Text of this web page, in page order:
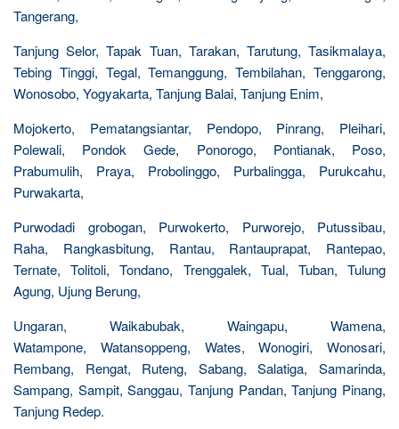
Tangerang,
Tanjung Selor, Tapak Tuan, Tarakan, Tarutung, Tasikmalaya,
Tebing Tinggi, Tegal, Temanggung, Tembilahan, Tenggarong,
Wonosobo, Yogyakarta, Tanjung Balai, Tanjung Enim,
Mojokerto, Pematangsiantar, Pendopo, Pinrang, Pleihari,
Polewali, Pondok Gede, Ponorogo, Pontianak, Poso,
Prabumulih, Praya, Probolinggo, Purbalingga, Purukcahu,
Purwakarta,
Purwodadi grobogan, Purwokerto, Purworejo, Putussibau,
Raha, Rangkasbitung, Rantau, Rantauprapat, Rantepao,
Ternate, Tolitoli, Tondano, Trenggalek, Tual, Tuban, Tulung
Agung, Ujung Berung,
Ungaran, Waikabubak, Waingapu, Wamena,
Watampone, Watansoppeng, Wates, Wonogiri, Wonosari,
Rembang, Rengat, Ruteng, Sabang, Salatiga, Samarinda,
Sampang, Sampit, Sanggau, Tanjung Pandan, Tanjung Pinang,
Tanjung Redep.